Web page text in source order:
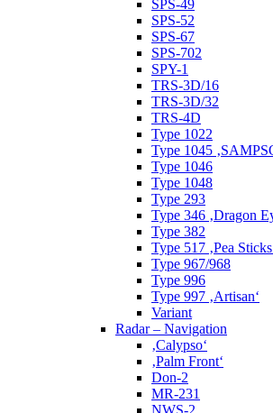
SPS-49
SPS-52
SPS-67
SPS-702
SPY-1
TRS-3D/16
TRS-3D/32
TRS-4D
Type 1022
Type 1045
Type 1046
Type 1048
Type 293
Type 346 ‚Dragon
Type 382
Type 517 ‚Pea
Type 967/968
Type 996
Type 997 ‚Artisan‘
Variant
Radar – Navigation
‚Calypso‘
‚Palm Front‘
Don-2
MR-231
NWS-2